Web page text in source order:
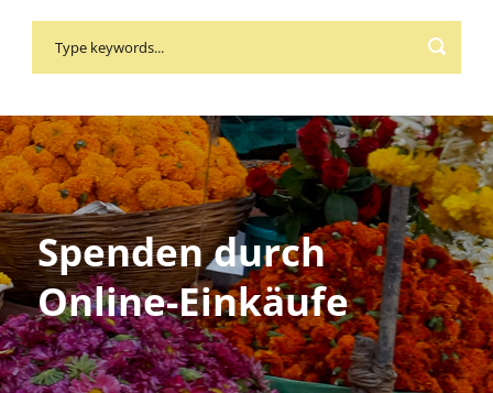
Spenden durch
Online-Einkäufe